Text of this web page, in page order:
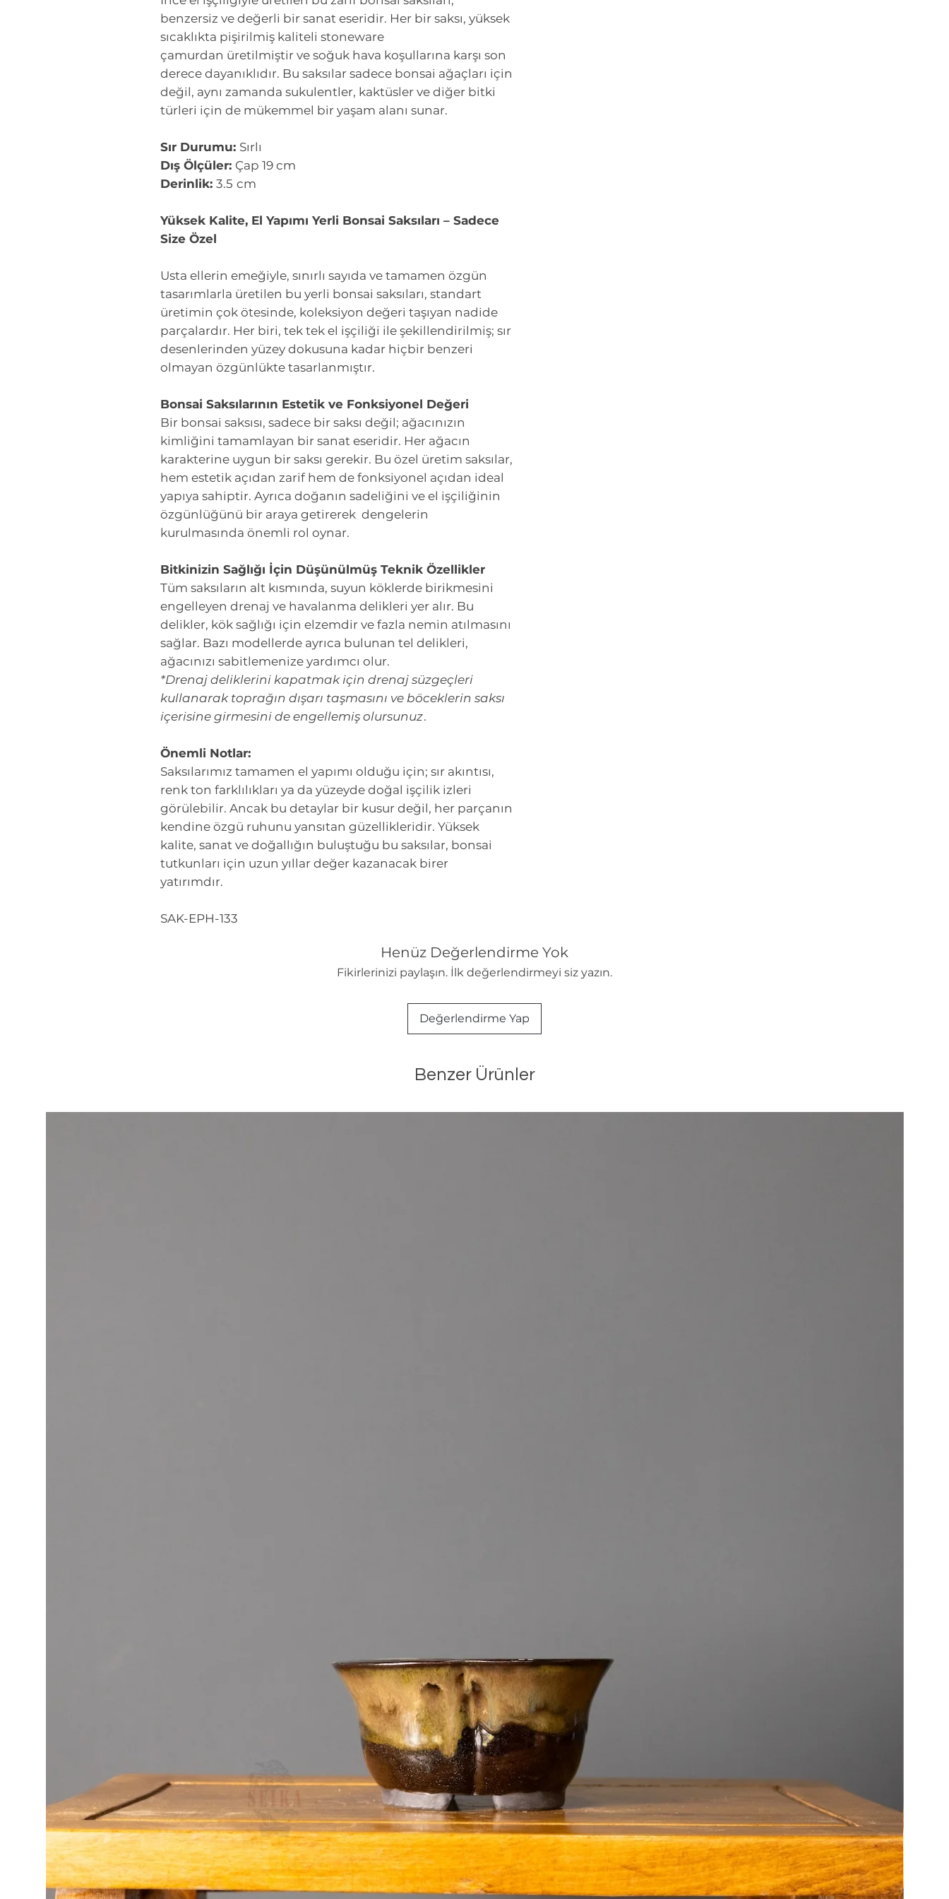
benzersiz ve değerli bir sanat eseridir. Her bir saksı, yüksek
sıcaklıkta pişirilmiş kaliteli stoneware
çamurdan üretilmiştir ve soğuk hava koşullarına karşı son
derece dayanıklıdır. Bu saksılar sadece bonsai ağaçları için
değil, aynı zamanda sukulentler, kaktüsler ve diğer bitki
türleri için de mükemmel bir yaşam alanı sunar.
Sır Durumu: Sırlı
Dış Ölçüler: Çap 19 cm
Derinlik: 3.5 cm
Yüksek Kalite, El Yapımı Yerli Bonsai Saksıları – Sadece
Size Özel
Usta ellerin emeğiyle, sınırlı sayıda ve tamamen özgün
tasarımlarla üretilen bu yerli bonsai saksıları, standart
üretimin çok ötesinde, koleksiyon değeri taşıyan nadide
parçalardır. Her biri, tek tek el işçiliği ile şekillendirilmiş; sır
desenlerinden yüzey dokusuna kadar hiçbir benzeri
olmayan özgünlükte tasarlanmıştır.
Bonsai Saksılarının Estetik ve Fonksiyonel Değeri
Bir bonsai saksısı, sadece bir saksı değil; ağacınızın
kimliğini tamamlayan bir sanat eseridir. Her ağacın
karakterine uygun bir saksı gerekir. Bu özel üretim saksılar,
hem estetik açıdan zarif hem de fonksiyonel açıdan ideal
yapıya sahiptir. Ayrıca doğanın sadeliğini ve el işçiliğinin
özgünlüğünü bir araya getirerek dengelerin
kurulmasında önemli rol oynar.
Bitkinizin Sağlığı İçin Düşünülmüş Teknik Özellikler
Tüm saksıların alt kısmında, suyun köklerde birikmesini
engelleyen drenaj ve havalanma delikleri yer alır. Bu
delikler, kök sağlığı için elzemdir ve fazla nemin atılmasını
sağlar. Bazı modellerde ayrıca bulunan tel delikleri,
ağacınızı sabitlemenize yardımcı olur.
*Drenaj deliklerini kapatmak için drenaj süzgeçleri
kullanarak toprağın dışarı taşmasını ve böceklerin saksı
içerisine girmesini de engellemiş olursunuz.
Önemli Notlar:
Saksılarımız tamamen el yapımı olduğu için; sır akıntısı,
renk ton farklılıkları ya da yüzeyde doğal işçilik izleri
görülebilir. Ancak bu detaylar bir kusur değil, her parçanın
kendine özgü ruhunu yansıtan güzellikleridir. Yüksek
kalite, sanat ve doğallığın buluştuğu bu saksılar, bonsai
tutkunları için uzun yıllar değer kazanacak birer
yatırımdır.
SAK-EPH-133
Henüz Değerlendirme Yok
Fikirlerinizi paylaşın. İlk değerlendirmeyi siz yazın.
Değerlendirme Yap
Benzer Ürünler